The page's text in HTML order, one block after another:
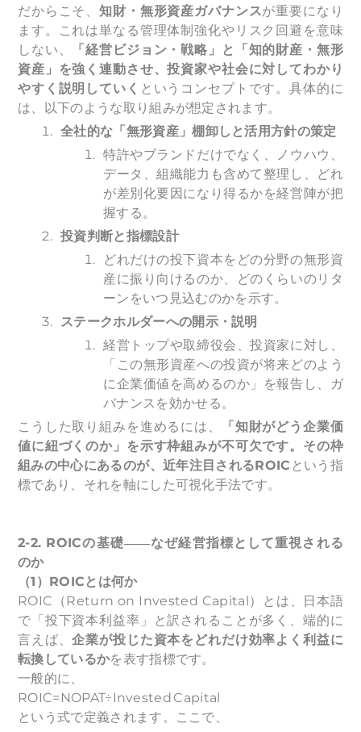
だからこそ、知財・無形資産ガバナンスが重要になり
ます。これは単なる管理体制強化やリスク回避を意味
しない、
「経営ビジョン・戦略」と「知的財産・無形
資産」を強く連動させ、投資家や社会に対してわかり
やすく説明していく というコンセプトです。具体的に
は、以下のような取り組みが想定されます。
全社的な「無形資産」棚卸しと活用方針の策定
特許やブランドだけでなく、ノウハウ、
データ、組織能力も含めて整理し、どれ
が差別化要因になり得るかを経営陣が把
握する。
投資判断と指標設計
どれだけの投下資本をどの分野の無形資
産に振り向けるのか、どのくらいのリタ
ーンをいつ見込むのかを示す。
ステークホルダーへの開示・説明
経営トップや取締役会、投資家に対し、
「この無形資産への投資が将来どのよう
に企業価値を高めるのか」を報告し、ガ
バナンスを効かせる。
こうした取り組みを進めるには、
「知財がどう企業価
値に紐づくのか」を示す枠組みが不可欠です。その枠
組みの中心にあるのが、近年注目されるROIC という指
標であり、それを軸にした可視化手法です。
2-2. ROICの基礎――なぜ経営指標として重視される
のか
（1）ROICとは何か
ROIC（Return on Invested Capital）とは、日本語
で「投下資本利益率」と訳されることが多く、端的に
言えば、企業が投じた資本をどれだけ効率よく利益に
転換しているかを表す指標です。
一般的に、
ROIC=NOPAT÷Invested Capital
という式で定義されます。ここで、